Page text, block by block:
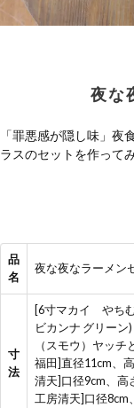
夜な
「罪悪感が隠し味」
ラスのセットを作って
品
名
夜な夜なラーメン
寸
法
[6寸マカイ やち
ビカンナ グリー
（スモウ）ヤッ
福田]直径11cm、
清天]口径9cm、
工房清天]口径